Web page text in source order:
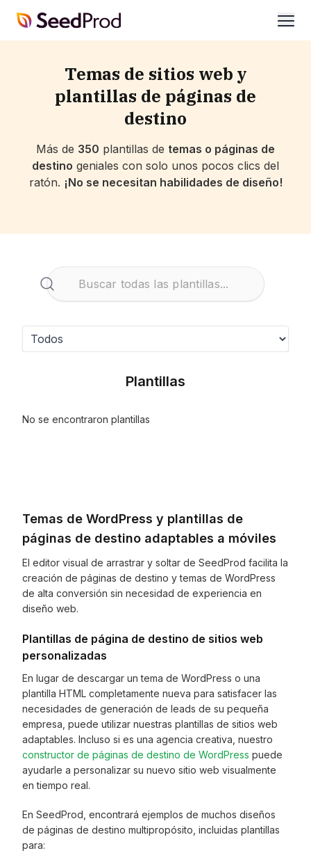
SeedProd
Temas de sitios web y
plantillas de páginas de
destino
Más de 350 plantillas de temas o páginas de
destino geniales con solo unos pocos clics del
ratón. ¡No se necesitan habilidades de diseño!
Plantillas
No se encontraron plantillas
Temas de WordPress y plantillas de
páginas de destino adaptables a móviles
El editor visual de arrastrar y soltar de SeedProd facilita la
creación de páginas de destino y temas de WordPress
de alta conversión sin necesidad de experiencia en
diseño web.
Plantillas de página de destino de sitios web
personalizadas
En lugar de descargar un tema de WordPress o una
plantilla HTML completamente nueva para satisfacer las
necesidades de generación de leads de su pequeña
empresa, puede utilizar nuestras plantillas de sitios web
adaptables. Incluso si es una agencia creativa, nuestro
constructor de páginas de destino de WordPress puede
ayudarle a personalizar su nuevo sitio web visualmente
en tiempo real.
En SeedProd, encontrará ejemplos de muchos diseños
de páginas de destino multipropósito, incluidas plantillas
para: